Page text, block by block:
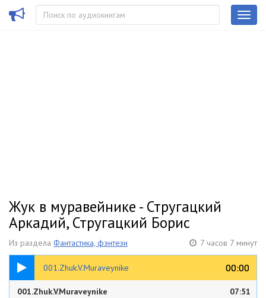
Жук в муравейнике - Стругацкий
Аркадий, Стругацкий Борис
Из раздела Фантастика, фэнтези 7 часов 7 минут
001.Zhuk.V.Muraveynike 00:00
00:00
07:51
001.Zhuk.V.Muraveynike 07:51